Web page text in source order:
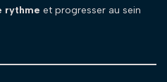
rythme et progresser au sein